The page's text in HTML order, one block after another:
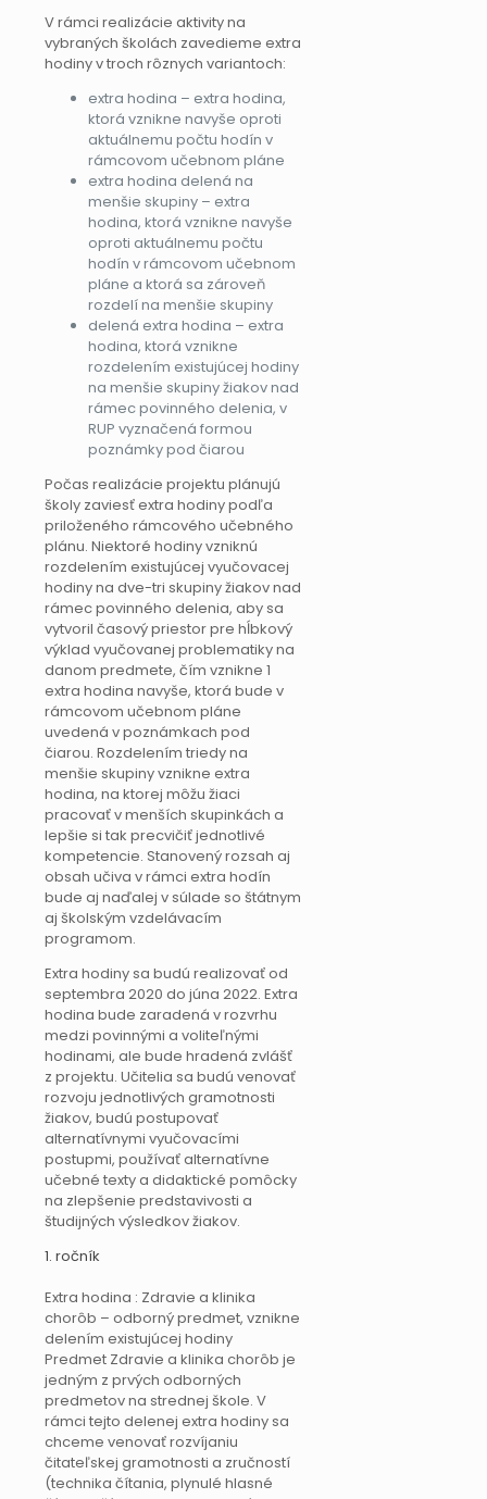
V rámci realizácie aktivity na
vybraných školách zavedieme extra
hodiny v troch rôznych variantoch:
extra hodina – extra hodina,
ktorá vznikne navyše oproti
aktuálnemu počtu hodín v
rámcovom učebnom pláne
extra hodina delená na
menšie skupiny – extra
hodina, ktorá vznikne navyše
oproti aktuálnemu počtu
hodín v rámcovom učebnom
pláne a ktorá sa zároveň
rozdelí na menšie skupiny
delená extra hodina – extra
hodina, ktorá vznikne
rozdelením existujúcej hodiny
na menšie skupiny žiakov nad
rámec povinného delenia, v
RUP vyznačená formou
poznámky pod čiarou
Počas realizácie projektu plánujú
školy zaviesť extra hodiny podľa
priloženého rámcového učebného
plánu. Niektoré hodiny vzniknú
rozdelením existujúcej vyučovacej
hodiny na dve-tri skupiny žiakov nad
rámec povinného delenia, aby sa
vytvoril časový priestor pre hĺbkový
výklad vyučovanej problematiky na
danom predmete, čím vznikne 1
extra hodina navyše, ktorá bude v
rámcovom učebnom pláne
uvedená v poznámkach pod
čiarou. Rozdelením triedy na
menšie skupiny vznikne extra
hodina, na ktorej môžu žiaci
pracovať v menších skupinkách a
lepšie si tak precvičiť jednotlivé
kompetencie. Stanovený rozsah aj
obsah učiva v rámci extra hodín
bude aj naďalej v súlade so štátnym
aj školským vzdelávacím
programom.
Extra hodiny sa budú realizovať od
septembra 2020 do júna 2022. Extra
hodina bude zaradená v rozvrhu
medzi povinnými a voliteľnými
hodinami, ale bude hradená zvlášť
z projektu. Učitelia sa budú venovať
rozvoju jednotlivých gramotnosti
žiakov, budú postupovať
alternatívnymi vyučovacími
postupmi, používať alternatívne
učebné texty a didaktické pomôcky
na zlepšenie predstavivosti a
študijných výsledkov žiakov.
1. ročník
Extra hodina : Zdravie a klinika
chorôb – odborný predmet, vznikne
delením existujúcej hodiny
Predmet Zdravie a klinika chorôb je
jedným z prvých odborných
predmetov na strednej škole. V
rámci tejto delenej extra hodiny sa
chceme venovať rozvíjaniu
čitateľskej gramotnosti a zručností
(technika čítania, plynulé hlasné